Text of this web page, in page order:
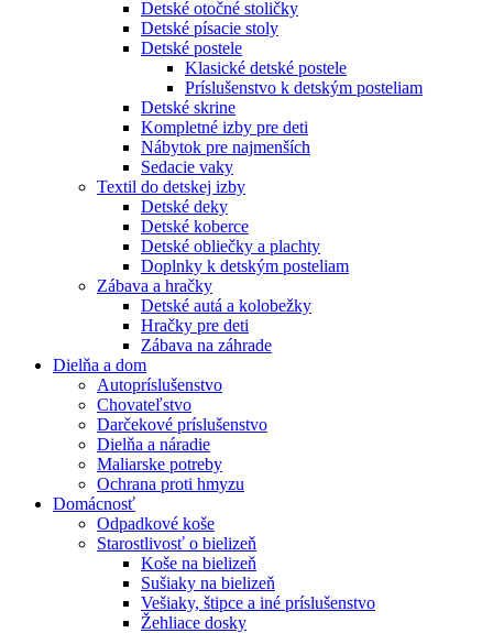
Detské otočné stoličky
Detské písacie stoly
Detské postele
Klasické detské postele
Príslušenstvo k detským posteliam
Detské skrine
Kompletné izby pre deti
Nábytok pre najmenších
Sedacie vaky
Textil do detskej izby
Detské deky
Detské koberce
Detské obliečky a plachty
Doplnky k detským posteliam
Zábava a hračky
Detské autá a kolobežky
Hračky pre deti
Zábava na záhrade
Dielňa a dom
Autopríslušenstvo
Chovateľstvo
Darčekové príslušenstvo
Dielňa a náradie
Maliarske potreby
Ochrana proti hmyzu
Domácnosť
Odpadkové koše
Starostlivosť o bielizeň
Koše na bielizeň
Sušiaky na bielizeň
Vešiaky, štipce a iné príslušenstvo
Žehliace dosky